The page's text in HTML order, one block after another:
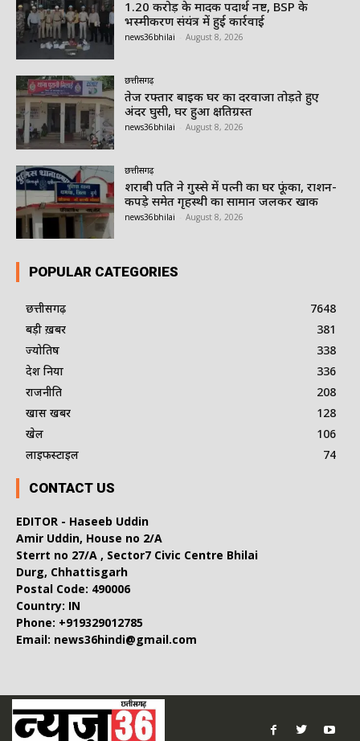
1.20 करोड़ के मादक पदार्थ नष्ट, BSP के
भस्मीकरण संयंत्र में हुई कार्रवाई
news36bhilai August 8, 2026
छत्तीसगढ़
तेज रफ्तार बाइक घर का दरवाजा तोड़ते हुए
अंदर घुसी, घर हुआ क्षतिग्रस्त
news36bhilai August 8, 2026
छत्तीसगढ़
शराबी पति ने गुस्से में पत्नी का घर फूंका, राशन-
कपड़े समेत गृहस्थी का सामान जलकर खाक
news36bhilai August 8, 2026
POPULAR CATEGORIES
छत्तीसगढ़
7648
बड़ी ख़बर
381
ज्योतिष
338
देश दुनिया
336
राजनीति
208
खास खबर
128
खेल
106
लाइफस्टाइल
74
CONTACT US
EDITOR - Haseeb Uddin
Amir Uddin, House no 2/A
Sterrt no 27/A , Sector7 Civic Centre Bhilai
Durg, Chhattisgarh
Postal Code: 490006
Country: IN
Phone: +919329012785
Email: news36hindi@gmail.com